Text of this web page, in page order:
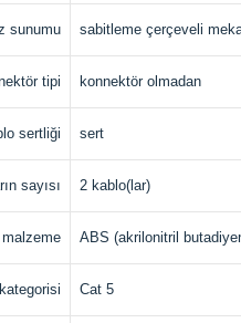
sunumu sabitleme çerçeveli
tipi konnektör olmadan
sertliği sert
sayısı 2 kablo(lar)
malzeme ABS (akrilonitril
Cat 5